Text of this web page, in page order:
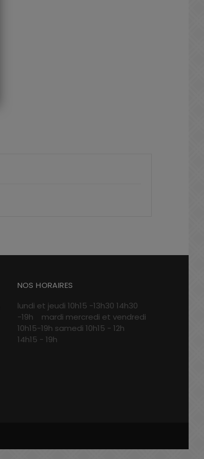
NOS HORAIRES
lundi et jeudi 10h15 -13h30 14h30
-19h mardi mercredi et vendredi
10h15-19h samedi 10h15 - 12h
14h15 - 19h